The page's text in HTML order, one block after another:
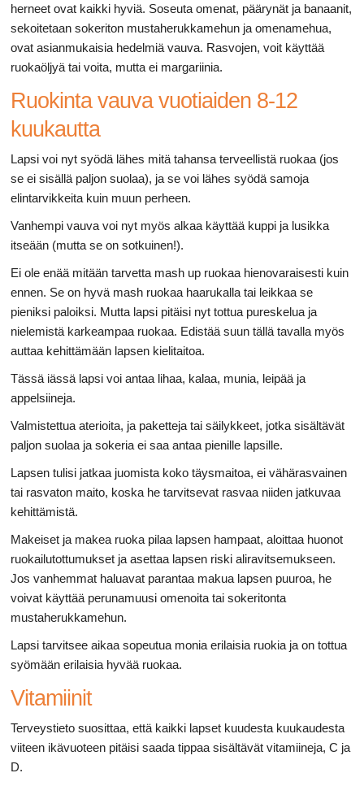
herneet ovat kaikki hyviä. Soseuta omenat, päärynät ja banaanit,
sekoitetaan sokeriton mustaherukkamehun ja omenamehua,
ovat asianmukaisia ​​hedelmiä vauva. Rasvojen, voit käyttää
ruokaöljyä tai voita, mutta ei margariinia.
Ruokinta vauva vuotiaiden 8-12
kuukautta
Lapsi voi nyt syödä lähes mitä tahansa terveellistä ruokaa (jos
se ei sisällä paljon suolaa), ja se voi lähes syödä samoja
elintarvikkeita kuin muun perheen.
Vanhempi vauva voi nyt myös alkaa käyttää kuppi ja lusikka
itseään (mutta se on sotkuinen!).
Ei ole enää mitään tarvetta mash up ruokaa hienovaraisesti kuin
ennen. Se on hyvä mash ruokaa haarukalla tai leikkaa se
pieniksi paloiksi. Mutta lapsi pitäisi nyt tottua pureskelua ja
nielemistä karkeampaa ruokaa. Edistää suun tällä tavalla myös
auttaa kehittämään lapsen kielitaitoa.
Tässä iässä lapsi voi antaa lihaa, kalaa, munia, leipää ja
appelsiineja.
Valmistettua aterioita, ja paketteja tai säilykkeet, jotka sisältävät
paljon suolaa ja sokeria ei saa antaa pienille lapsille.
Lapsen tulisi jatkaa juomista koko täysmaitoa, ei vähärasvainen
tai rasvaton maito, koska he tarvitsevat rasvaa niiden jatkuvaa
kehittämistä.
Makeiset ja makea ruoka pilaa lapsen hampaat, aloittaa huonot
ruokailutottumukset ja asettaa lapsen riski aliravitsemukseen.
Jos vanhemmat haluavat parantaa makua lapsen puuroa, he
voivat käyttää perunamuusi omenoita tai sokeritonta
mustaherukkamehun.
Lapsi tarvitsee aikaa sopeutua monia erilaisia ​​ruokia ja on tottua
syömään erilaisia ​​hyvää ruokaa.
Vitamiinit
Terveystieto suosittaa, että kaikki lapset kuudesta kuukaudesta
viiteen ikävuoteen pitäisi saada tippaa sisältävät vitamiineja, C ja
D.